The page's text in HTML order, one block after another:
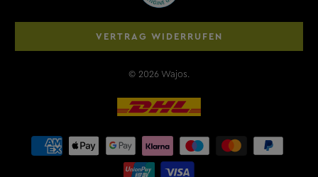
VERTRAG WIDERRUFEN
© 2026 Wajos